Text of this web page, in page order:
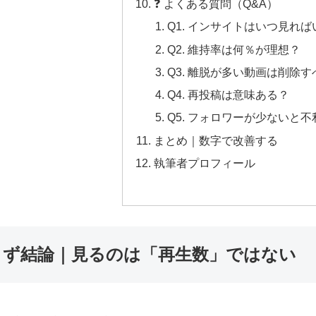
❓ よくある質問（Q&A）
Q1. インサイトはいつ見れば
Q2. 維持率は何％が理想？
Q3. 離脱が多い動画は削除す
Q4. 再投稿は意味ある？
Q5. フォロワーが少ないと不
まとめ｜数字で改善する
執筆者プロフィール
結論｜見るのは「再生数」ではない